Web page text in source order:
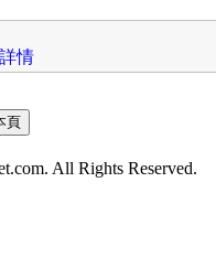
情
All Rights Reserved.